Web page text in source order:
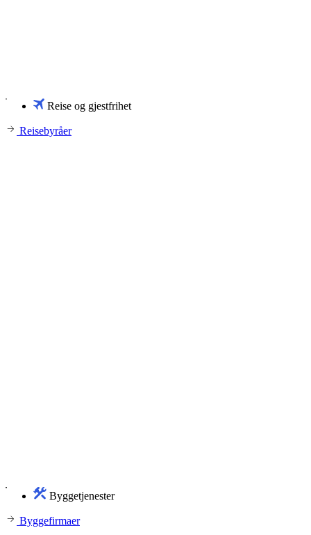
Reise og gjestfrihet
Reisebyråer
Byggetjenester
Byggefirmaer